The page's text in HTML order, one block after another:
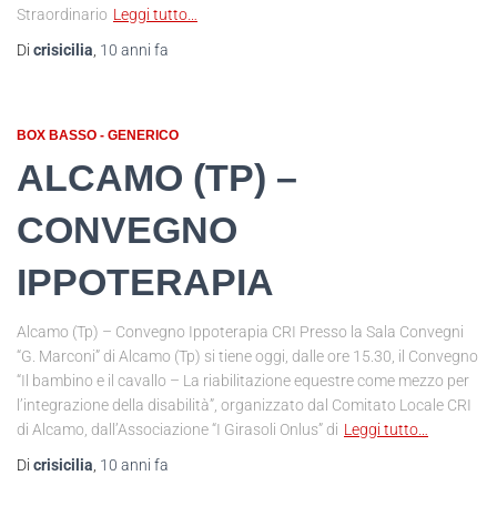
Straordinario Leggi tutto…
Di crisicilia 10 anni fa
BOX BASSO - GENERICO
ALCAMO (TP) –
CONVEGNO
IPPOTERAPIA
Alcamo (Tp) – Convegno Ippoterapia CRI Presso la Sala Convegni
“G. Marconi” di Alcamo (Tp) si tiene oggi, dalle ore 15.30, il Convegno
“Il bambino e il cavallo – La riabilitazione equestre come mezzo per
l’integrazione della disabilità”, organizzato dal Comitato Locale CRI
di Alcamo, dall’Associazione “I Girasoli Onlus” di Leggi tutto…
Di crisicilia 10 anni fa